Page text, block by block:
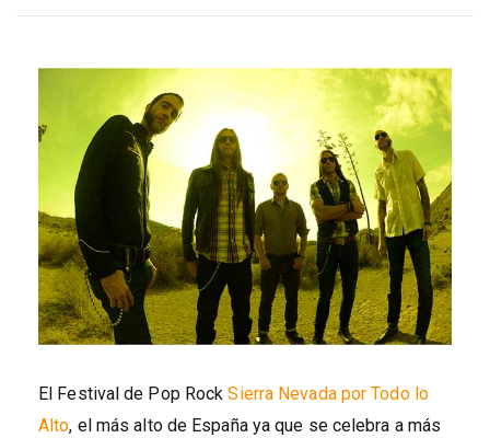
El Festival de Pop RockSierra Nevada por Todo lo
Alto, el más alto de España ya que se celebra a más